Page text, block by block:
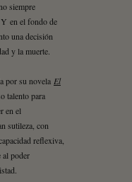
siempre
en el fondo de
una decisión
y la muerte.
por su novela El
talento para
en el
sutileza, con
reflexiva,
al poder